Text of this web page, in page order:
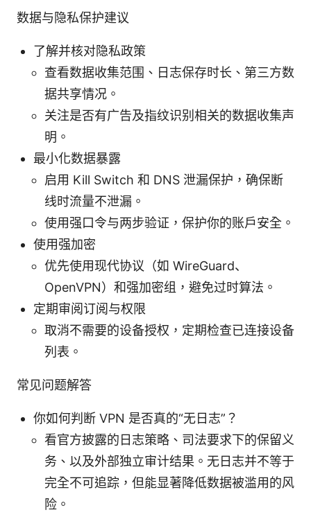
数据与隐私保护建议
了解并核对隐私政策
查看数据收集范围、日志保存时长、第三方数
据共享情况。
关注是否有广告及指纹识别相关的数据收集声
明。
最小化数据暴露
启用 Kill Switch 和 DNS 泄漏保护，确保断
线时流量不泄漏。
使用强口令与两步验证，保护你的账户安全。
使用强加密
优先使用现代协议（如 WireGuard、
OpenVPN）和强加密组，避免过时算法。
定期审阅订阅与权限
取消不需要的设备授权，定期检查已连接设备
列表。
常见问题解答
你如何判断 VPN 是否真的“无日志”？
看官方披露的日志策略、司法要求下的保留义
务、以及外部独立审计结果。无日志并不等于
完全不可追踪，但能显著降低数据被滥用的风
险。